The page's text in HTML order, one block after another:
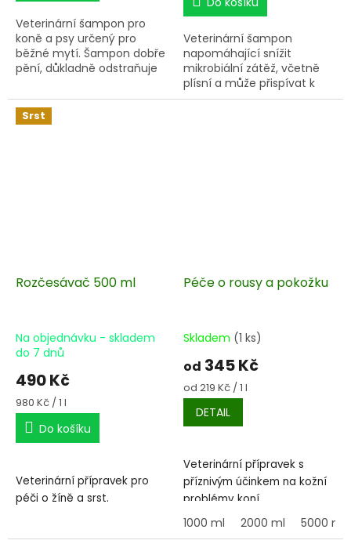
Veterinární šampon pro
koně a psy určený pro
běžné mytí. Šampon dobře
pění, důkladně odstraňuje
hydratuje pokožku,
zanechává srst hebkou a
lesklou. Přidaná směs silic –
Veterinární šampon
napomáhající snížit
mikrobiální zátěž, včetně
plísní a může přispívat k
ochraně před napadením
Srst
Rozčesávač 500 ml
Na objednávku - skladem
do 7 dnů
490 Kč
Měrná
cena:
980 Kč / 1 l
Do košíku
Veterinární přípravek pro
péči o žíně a srst.
Péče o rousy a pokožku
Skladem (1 ks)
od 345 Kč
Měrná
cena:
od 219 Kč / 1 l
DETAIL
Veterinární přípravek s
příznivým účinkem na kožní
problémy koní.
1000 ml 2000 ml 5000 ml